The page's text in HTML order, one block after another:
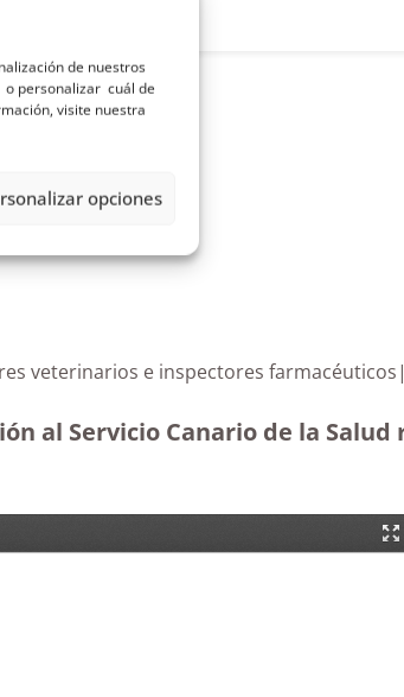
de nuestros
o personalizar cuál de
visite nuestra
opciones
veterinarios e inspectores
al Servicio Canario de la Salud